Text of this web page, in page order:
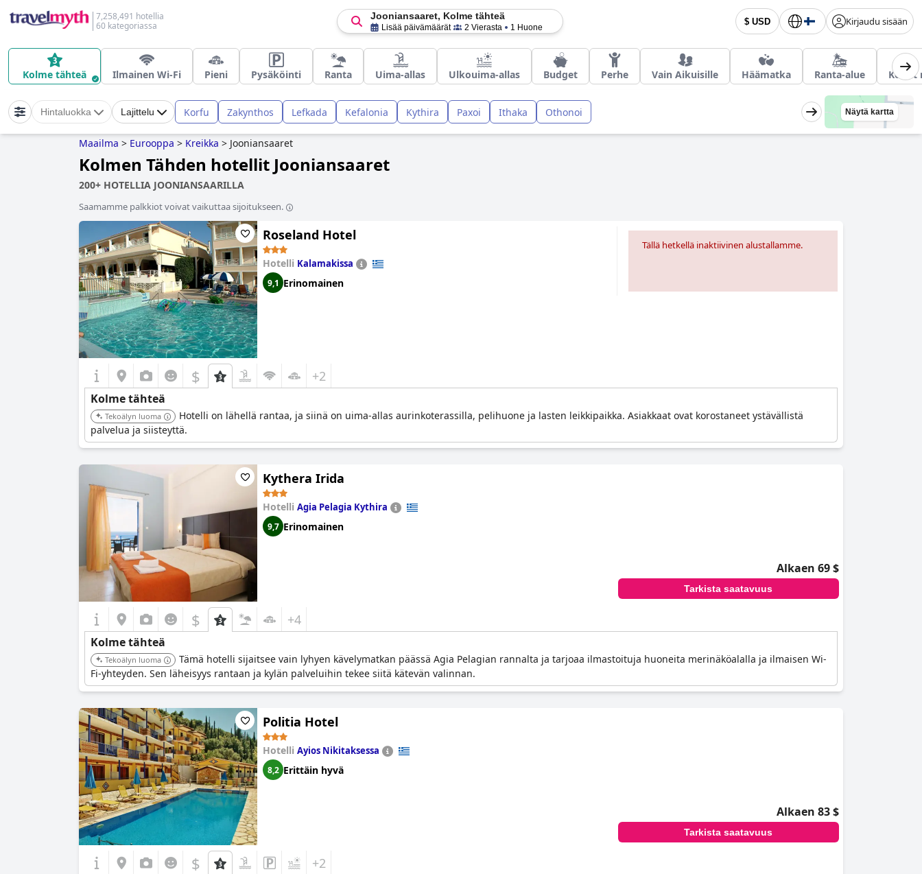
7,258,491 hotellia
60 kategoriassa
$ USD Kirjaudu sisään
Jooniansaaret, Kolme tähteä
Lisää päivämäärät 2 Vierasta 1 Huone
Kolme tähteä Ilmainen Wi-Fi Pieni Pysäköinti Ranta Uima-allas Ulkouima-allas Budget Perhe Vain Aikuisille Häämatka Ranta-alue Koirat
Hintaluokka Lajittelu Korfu Zakynthos Lefkada Kefalonia Kythira Paxoi Ithaka Othonoi Näytä kartta
Maailma > Eurooppa > Kreikka > Jooniansaaret
Kolmen Tähden hotellit Jooniansaaret
200+ HOTELLIA JOONIANSAARILLA
Saamamme palkkiot voivat vaikuttaa sijoitukseen.
Roseland Hotel
Hotelli Kalamakissa
9,1 Erinomainen
Tällä hetkellä inaktiivinen alustallamme.
$ +2
Kolme tähteä
Tekoälyn luoma
Hotelli on lähellä rantaa, ja siinä on uima-allas aurinkoterassilla, pelihuone ja lasten leikkipaikka. Asiakkaat ovat korostaneet ystävällistä
palvelua ja siisteyttä.
Kythera Irida
Hotelli Agia Pelagia Kythira
9,7 Erinomainen
Alkaen 69 $
Tarkista saatavuus
$ +4
Kolme tähteä
Tekoälyn luoma
Tämä hotelli sijaitsee vain lyhyen kävelymatkan päässä Agia Pelagian rannalta ja tarjoaa ilmastoituja huoneita merinäköalalla ja ilmaisen Wi-
Fi-yhteyden. Sen läheisyys rantaan ja kylän palveluihin tekee siitä kätevän valinnan.
Politia Hotel
Hotelli Ayios Nikitaksessa
8,2 Erittäin hyvä
Alkaen 83 $
Tarkista saatavuus
$ +2